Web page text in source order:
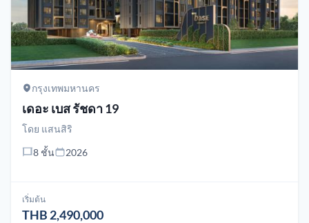
กรุงเทพมหานคร
เดอะ เบส รัชดา 19
โดย แสนสิริ
8 ชั้น
2026
เริ่มต้น
THB 2,490,000